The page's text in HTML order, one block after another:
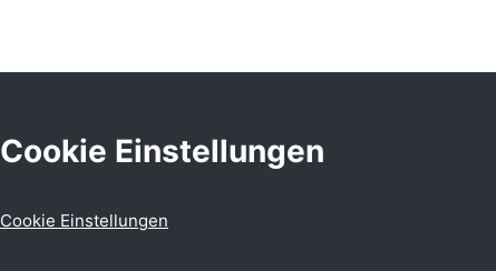
Cookie Einstellungen
Cookie Einstellungen